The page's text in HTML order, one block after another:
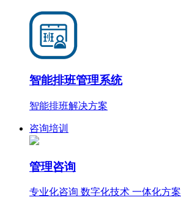
智能排班管理系统
智能排班解决方案
咨询培训
管理咨询
专业化咨询 数字化技术 一体化方案